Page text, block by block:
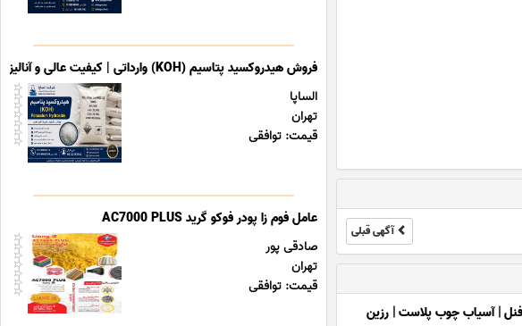
آگهی قبلی
فنل|آسیاب چوب پلاست|رزین
فروش هیدروکسید پتاسیم (KOH) وارداتی | کیفیت عالی و آنالیز معتبر
الساپا
تهران
قیمت: توافقی
عامل فوم زا پودر فوکو گرید AC7000 PLUS
صادقی پور
تهران
قیمت: توافقی